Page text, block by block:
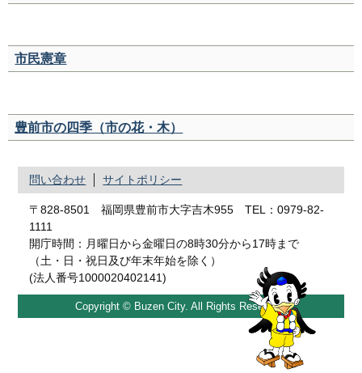
市民憲章
豊前市の四季（市の花・木）
問い合わせ サイトポリシー
〒828-8501 福岡県豊前市大字吉木955 TEL：0979-82-
1111
開庁時間：月曜日から金曜日の8時30分から17時まで
（土・日・祝日及び年末年始を除く）
(法人番号1000020402141)
Copyright © Buzen City. All Rights Reserved.